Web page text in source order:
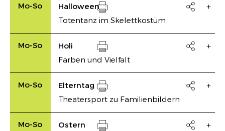
Mo-So Halloween
Drucken

Totentanz im Skelettkostüm
Mo-So Holi
Drucken

Farben und Vielfalt
Mo-So Elterntag
Drucken

Theatersport zu Familienbildern
Mo-So Ostern 